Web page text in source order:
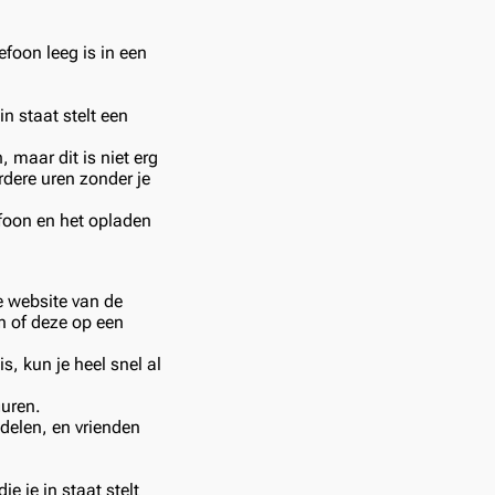
leeg is in een
staat stelt een
maar dit is niet erg
uren zonder je
en het opladen
website van de
of deze op een
kun je heel snel al
en vrienden
je in staat stelt